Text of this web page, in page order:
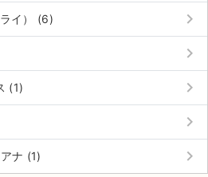
イ） (6) keyboard_arrow_right
keyboard_arrow_right
(1) keyboard_arrow_right
keyboard_arrow_right
ナ (1) keyboard_arrow_right